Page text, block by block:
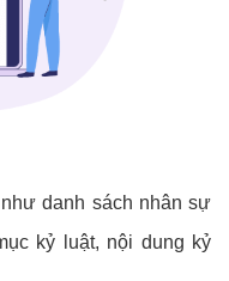
danh sách nhân sự
kỷ luật, nội dung kỷ